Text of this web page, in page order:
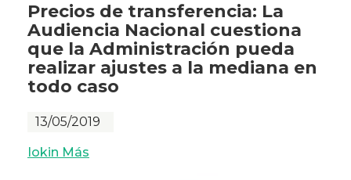
Precios de transferencia: La
Audiencia Nacional cuestiona
que la Administración pueda
realizar ajustes a la mediana en
todo caso
13/05/2019
Iokin Más